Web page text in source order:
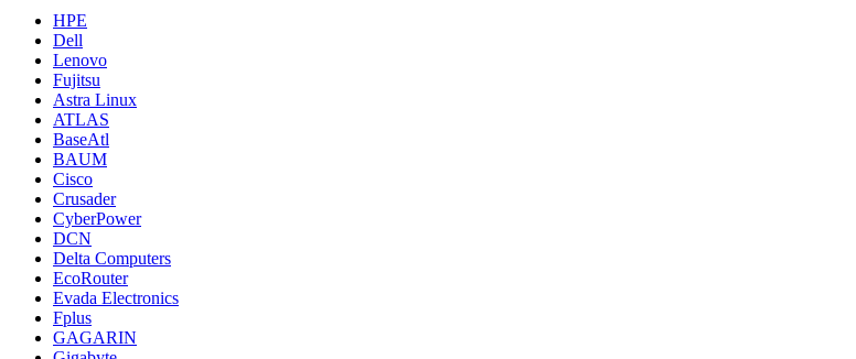
HPE
Dell
Lenovo
Fujitsu
Astra Linux
ATLAS
BaseAtl
BAUM
Cisco
Crusader
CyberPower
DCN
Delta Computers
EcoRouter
Evada Electronics
Fplus
GAGARIN